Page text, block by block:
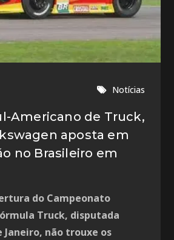
Notícias
Americano de Truck,
aposta em
no Brasileiro em
do Campeonato
Truck, disputada
Janeiro, não trouxe os